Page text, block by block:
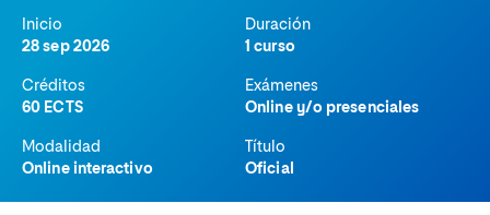
Inicio
28 sep 2026
Duración
1 curso
Créditos
60 ECTS
Exámenes
Online y/o presenciales
Modalidad
Online interactivo
Título
Oficial